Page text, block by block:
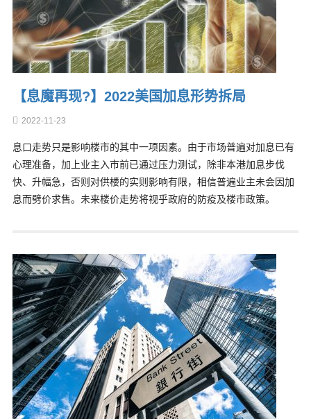
【息魔再现?】2022美国加息形势拆局
2022-11-23
息口走势只是影响楼市的其中一项因素。由于市场普遍对加息已有
心理准备，加上业主入市前已通过压力测试，除非本港加息步伐
快、升幅急，否则对供楼的实则影响有限，相信普遍业主未会因加
息而劈价求售。未来楼价走势将视乎政府的防疫及楼市政策。